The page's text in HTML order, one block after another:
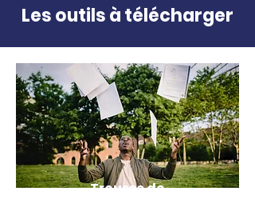
Les outils à télécharger
Trousse de